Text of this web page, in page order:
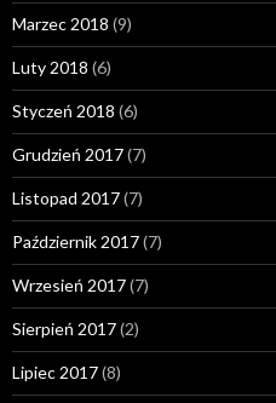
Marzec 2018 (9)
Luty 2018 (6)
Styczeń 2018 (6)
Grudzień 2017(7)
Listopad 2017(7)
Październik 2017(7)
Wrzesień 2017(7)
Sierpień 2017(2)
Lipiec 2017(8)